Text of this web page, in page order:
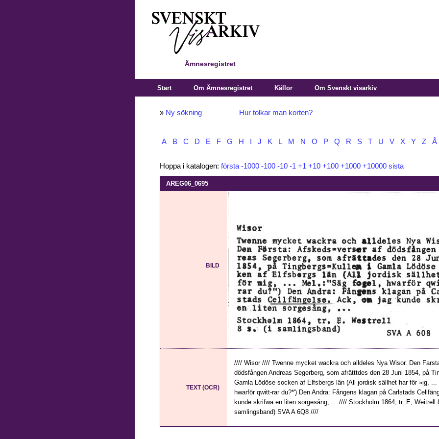
Ämnesregistret
Start Om Ämnesregistret Källor Om Svenskt visarkiv
» Ny sökning Hur tolkar man korten?
A B C D E F G H J K L M N O P Q R S T U V X Y Z Å
Hoppa i katalogen: första -1000 -100 -10 -1 +1 +10 +100 +1000 +10000 sista
AREG06_0695
BILD
TEXT (OCR)
//// Wisor //// Twenne mycket wackra och alldeles Nya Wisor. Den
dödsfången Andreas Segerberg, som afrätttdes den 28 Juni 1854, på
Gamla Lödöse socken af Elfsbergs län (All jordisk sällhet har för »ig,
hwarför qwitt-rar du?*') Den Andra: Fångens klagan på Carlstads
kunde skrifwa en liten sorgesång, ... //// Stockholm 1864, tr. E, Weitrell
samlingsband) SVA A 6Q8 ////